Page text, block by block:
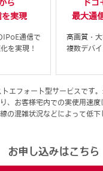
実現
IPoE通信で
を実現！
最大通
高画質・
複数デバ
エフォート型サービスです
、お客様宅内での実使用速
の混雑状況などによって低下
お申し込みはこちら